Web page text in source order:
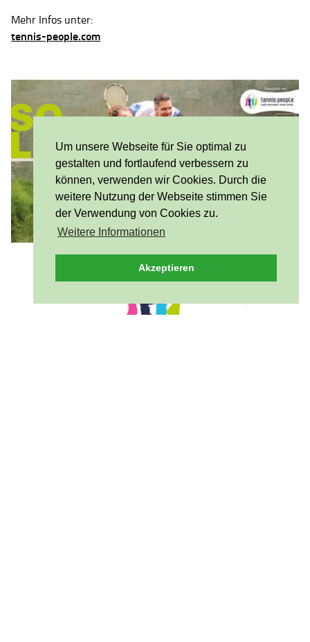
Um unsere Webseite für Sie optimal zu
gestalten und fortlaufend verbessern zu
können, verwenden wir Cookies. Durch die
weitere Nutzung der Webseite stimmen Sie
der Verwendung von Cookies zu.
Weitere Informationen
Akzeptieren
Mehr Infos unter:
tennis-people.com